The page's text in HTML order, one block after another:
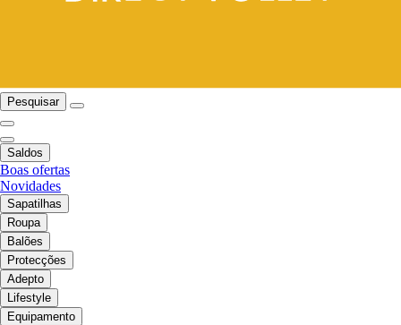
Pesquisar
Saldos
Boas ofertas
Novidades
Sapatilhas
Roupa
Balões
Protecções
Adepto
Lifestyle
Equipamento